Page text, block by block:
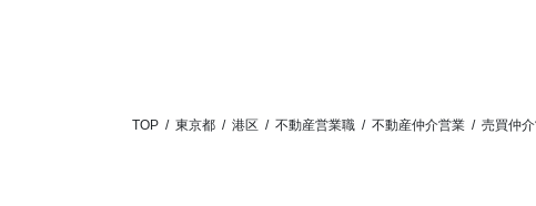
TOP / 東京都 / 港区 / 不動産営業職 / 不動産仲介営業 / 売買仲